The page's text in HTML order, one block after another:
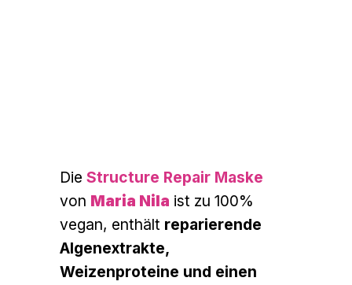
DieStructure Repair Maske
von Maria Nila ist zu 100%
vegan, enthält reparierende
Algenextrakte,
Weizenproteine und einen